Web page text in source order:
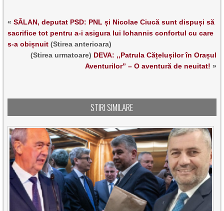
«SĂLAN, deputat PSD: PNL și Nicolae Ciucă sunt dispuși să
sacrifice tot pentru a-i asigura lui Iohannis confortul cu care
s-a obișnuit (Stirea anterioara)
(Stirea urmatoare) DEVA: ,,Patrula Cățelușilor în Orașul
Aventurilor” – O aventură de neuitat! »
STIRI SIMILARE